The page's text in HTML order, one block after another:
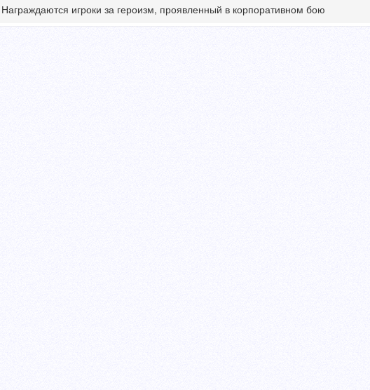
Награждаются игроки за героизм, проявленный в корпоративном бою